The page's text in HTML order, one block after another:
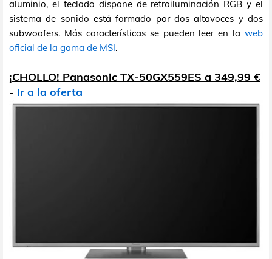
aluminio, el teclado dispone de retroiluminación RGB y el
sistema de sonido está formado por dos altavoces y dos
subwoofers. Más características se pueden leer en la web
oficial de la gama de MSI.
¡CHOLLO! Panasonic TX-50GX559ES a 349,99 €
- Ir a la oferta